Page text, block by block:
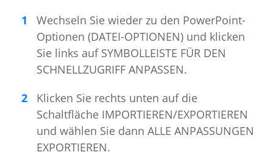
Wechseln Sie wieder zu den PowerPoint-
Optionen (DATEI-OPTIONEN) und klicken
Sie links auf SYMBOLLEISTE FÜR DEN
SCHNELLZUGRIFF ANPASSEN.
Klicken Sie rechts unten auf die
Schaltfläche IMPORTIEREN/EXPORTIEREN
und wählen Sie dann ALLE ANPASSUNGEN
EXPORTIEREN.